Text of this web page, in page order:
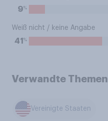
9%
Weiß nicht / keine Angabe
41 %
Verwandte Themen
Vereinigte Staaten